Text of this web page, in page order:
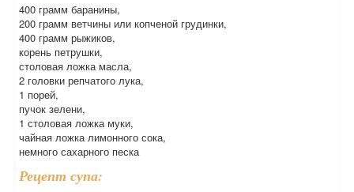
400 грамм баранины,
200 грамм ветчины или копченой грудинки,
400 грамм рыжиков,
корень петрушки,
столовая ложка масла,
2 головки репчатого лука,
1 порей,
пучок зелени,
1 столовая ложка муки,
чайная ложка лимонного сока,
немного сахарного песка
Рецепт супа: